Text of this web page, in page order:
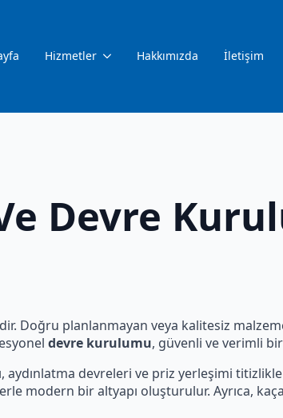
Hizmetler Hakkımızda İletişim
Devre
Doğru planlanmayan veya kalitesiz
devre kurulumu, güvenli ve verimli
devreleri ve priz yerleşimi
modern bir altyapı oluşturulur. Ayrıca,